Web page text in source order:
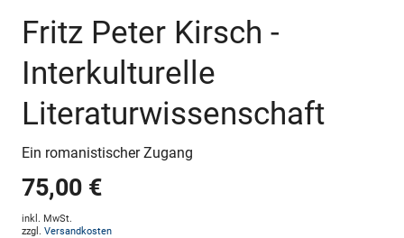
Fritz Peter Kirsch -
Interkulturelle
Literaturwissenschaft
Ein romanistischer Zugang
75,00 €
inkl. MwSt.
zzgl. Versandkosten